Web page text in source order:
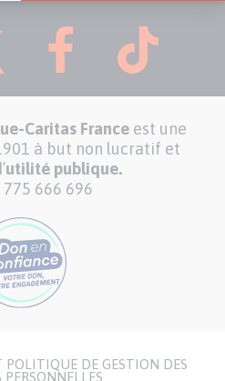
Caritas France est une
à but non lucratif et
utilité publique.
775 666 696
POLITIQUE DE GESTION DES
PERSONNELLES